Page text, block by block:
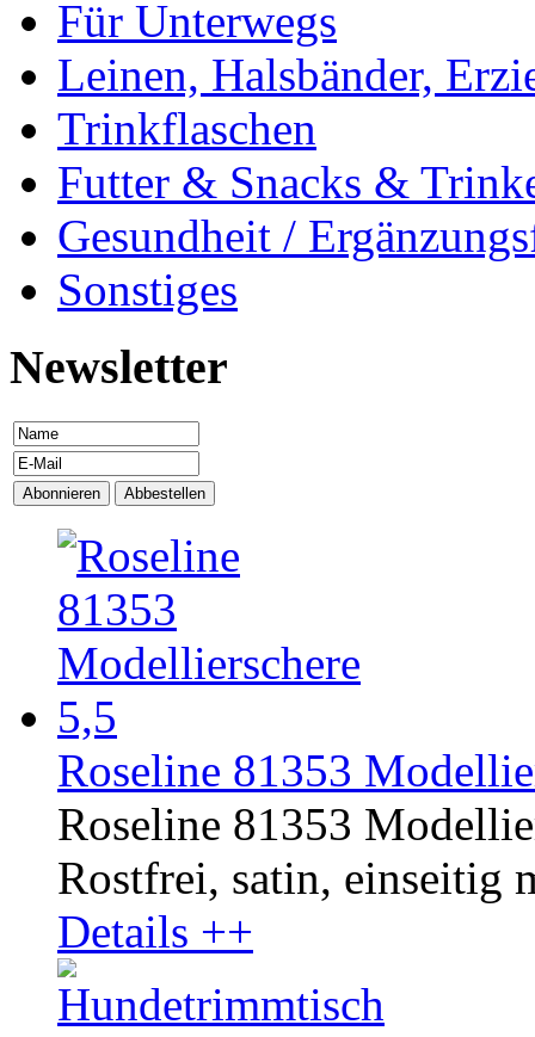
Für Unterwegs
Leinen, Halsbänder,
Trinkflaschen
Futter & Snacks &
Gesundheit /
Sonstiges
Newsletter
Roseline 81353
Roseline 81353
Rostfrei, satin, einseitig
Details ++